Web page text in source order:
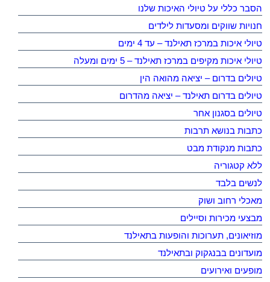
הסבר כללי על טיולי האיכות שלנו
חנויות שווקים ומסעדות לילדים
טיולי איכות במרכז תאילנד – עד 4 ימים
טיולי איכות מקיפים במרכז תאילנד – 5 ימים ומעלה
טיולים בדרום – יציאה מהואה הין
טיולים בדרום תאילנד – יציאה מהדרום
טיולים בסגנון אחר
כתבות בנושא תרבות
כתבות מנקודת מבט
ללא קטגוריה
לנשים בלבד
מאכלי רחוב ושוק
מבצעי מכירות וסיילים
מוזיאונים, תערוכות והופעות בתאילנד
מועדונים בבנגקוק ובתאילנד
מופעים ואירועים